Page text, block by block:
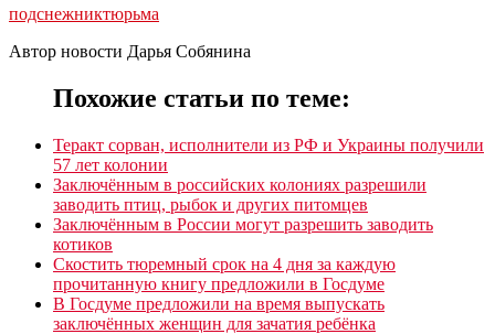
подснежниктюрьма
Автор новости Дарья Собянина
Похожие статьи по теме:
Теракт сорван, исполнители из РФ и Украины получили
57 лет колонии
Заключённым в российских колониях разрешили
заводить птиц, рыбок и других питомцев
Заключённым в России могут разрешить заводить
котиков
Скостить тюремный срок на 4 дня за каждую
прочитанную книгу предложили в Госдуме
В Госдуме предложили на время выпускать
заключённых женщин для зачатия ребёнка